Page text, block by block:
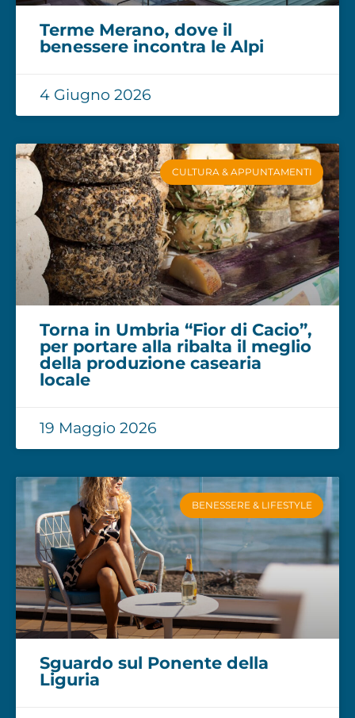
Terme Merano, dove il
benessere incontra le Alpi
4 Giugno 2026
CULTURA & APPUNTAMENTI
Torna in Umbria “Fior di Cacio”,
per portare alla ribalta il meglio
della produzione casearia
locale
19 Maggio 2026
BENESSERE & LIFESTYLE
Sguardo sul Ponente della
Liguria